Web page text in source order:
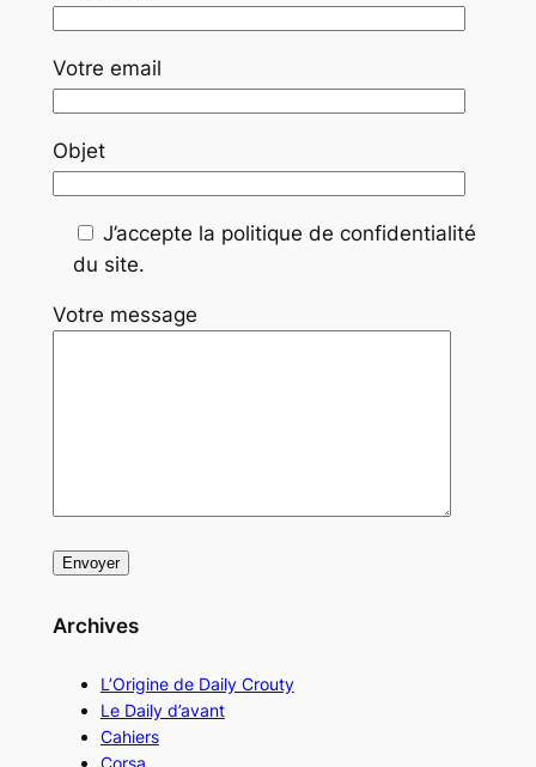
Votre email
Objet
J’accepte la politique de confidentialité
du site.
Votre message
Archives
L’Origine de Daily Crouty
Le Daily d’avant
Cahiers